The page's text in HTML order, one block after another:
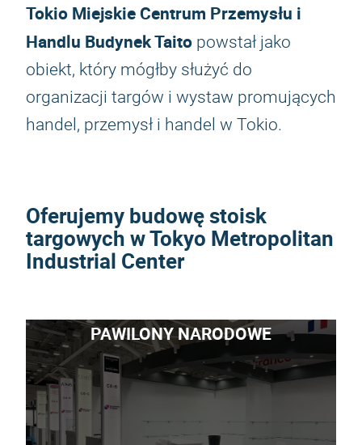
Tokio Miejskie Centrum Przemysłu i
Handlu Budynek Taito powstał jako
obiekt, który mógłby służyć do
organizacji targów i wystaw promujących
handel, przemysł i handel w Tokio.
Oferujemy budowę stoisk
targowych w Tokyo Metropolitan
Industrial Center
PAWILONY NARODOWE